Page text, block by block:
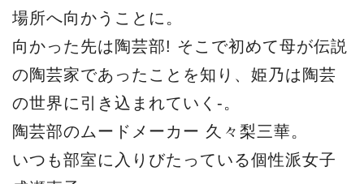
場所へ向かうことに。
向かった先は陶芸部! そこで初めて母が伝説
の陶芸家であったことを知り、姫乃は陶芸
の世界に引き込まれていく-。
陶芸部のムードメーカー 久々梨三華。
いつも部室に入りびたっている個性派女子